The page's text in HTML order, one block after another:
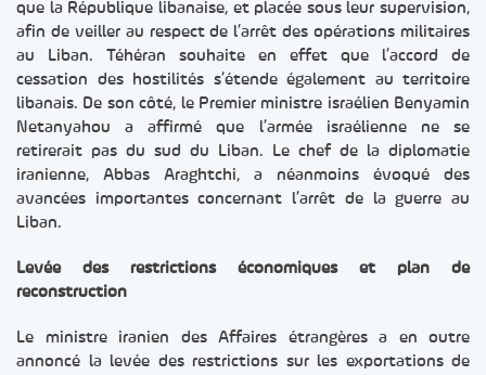
que la République libanaise, et placée sous leur supervision,
afin de veiller au respect de l’arrêt des opérations militaires
au Liban. Téhéran souhaite en effet que l’accord de
cessation des hostilités s’étende également au territoire
libanais. De son côté, le Premier ministre israélien Benyamin
Netanyahou a affirmé que l’armée israélienne ne se
retirerait pas du sud du Liban. Le chef de la diplomatie
iranienne, Abbas Araghtchi, a néanmoins évoqué des
avancées importantes concernant l’arrêt de la guerre au
Liban.
Levée des restrictions économiques et plan de
reconstruction
Le ministre iranien des Affaires étrangères a en outre
annoncé la levée des restrictions sur les exportations de